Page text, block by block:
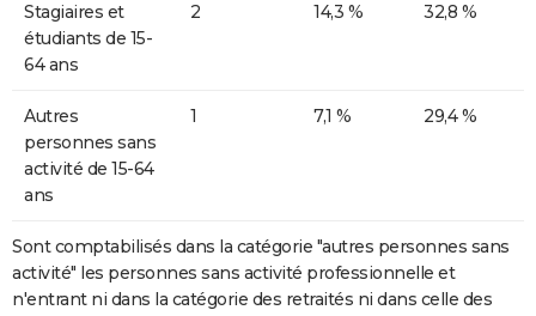
Stagiaires et
étudiants de 15-
64 ans
2 14,3 % 32,8 %
Autres
personnes sans
activité de 15-64
ans
1 7,1 % 29,4 %
Sont comptabilisés dans la catégorie "autres personnes sans
activité" les personnes sans activité professionnelle et
n'entrant ni dans la catégorie des retraités ni dans celle des